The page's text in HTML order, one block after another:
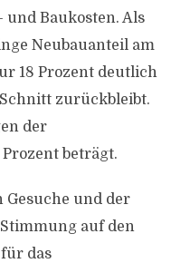
Baukosten. Als
Neubauanteil am
18 Prozent deutlich
zurückbleibt.
der
beträgt.
Gesuche und der
auf den
das